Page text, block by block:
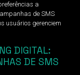
a
de SMS
usuários gerenciem
DIGITAL:
DE SMS